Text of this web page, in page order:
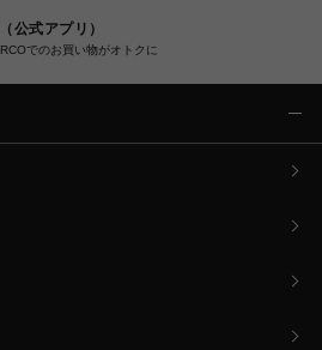
公式アプリ）
でのお買い物がオトクに